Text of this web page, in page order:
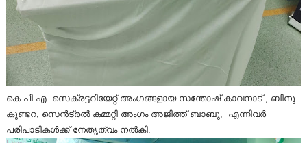
കെ.പി.എ സെക്രട്ടറിയേറ്റ് അംഗങ്ങളായ സന്തോഷ് കാവനാട് , ബിനു
കുണ്ടറ, സെൻട്രൽ കമ്മറ്റി അംഗം അജിത്ത് ബാബു, എന്നിവർ
പരിപാടികൾക്ക് നേതൃത്വം നൽകി.